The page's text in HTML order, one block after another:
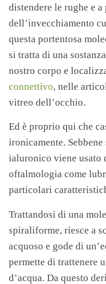
distendere le rughe e
dell’invecchiamento
questa portentosa
si tratta di una
nostro corpo e
connettivo, nelle
vitreo dell’occhio.
Ed è proprio qui che
ironicamente.
ialuronico viene usato
oftalmologia come
particolari
Trattandosi di una
spiraliforme, riesce a
acquoso e gode di
permette di trattenere
d’acqua. Da questo